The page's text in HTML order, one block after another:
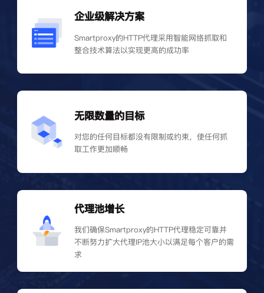
企业级解决方案
Smartproxy的HTTP代理采用智能网络抓取和
整合技术算法以实现更高的成功率
无限数量的目标
对您的任何目标都没有限制或约束，使任何抓
取工作更加顺畅
代理池增长
我们确保Smartproxy的HTTP代理稳定可靠并
不断努力扩大代理IP池大小以满足每个客户的需
求